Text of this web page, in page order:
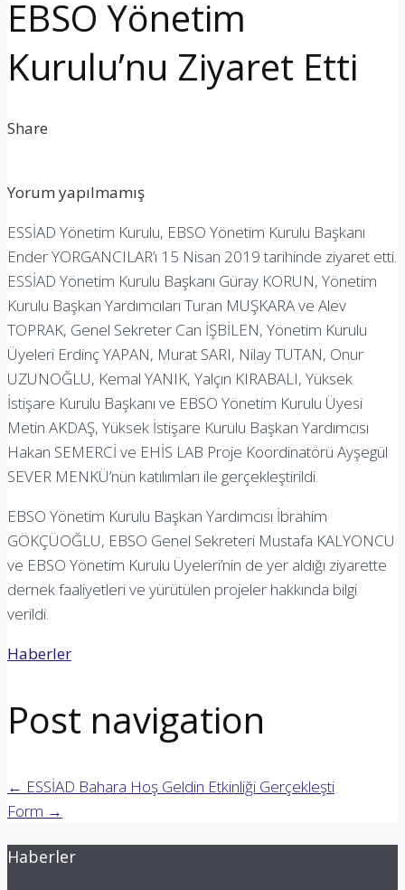
EBSO Yönetim
Kurulu’nu Ziyaret Etti
Share
Yorum yapılmamış
ESSİAD Yönetim Kurulu, EBSO Yönetim Kurulu Başkanı
Ender YORGANCILAR’ı 15 Nisan 2019 tarihinde ziyaret etti.
ESSİAD Yönetim Kurulu Başkanı Güray KORUN, Yönetim
Kurulu Başkan Yardımcıları Turan MUŞKARA ve Alev
TOPRAK, Genel Sekreter Can İŞBİLEN, Yönetim Kurulu
Üyeleri Erdinç YAPAN, Murat SARI, Nilay TUTAN, Onur
UZUNOĞLU, Kemal YANIK, Yalçın KIRABALI, Yüksek
İstişare Kurulu Başkanı ve EBSO Yönetim Kurulu Üyesi
Metin AKDAŞ, Yüksek İstişare Kurulu Başkan Yardımcısı
Hakan SEMERCİ ve EHİS LAB Proje Koordinatörü Ayşegül
SEVER MENKÜ’nün katılımları ile gerçekleştirildi.
EBSO Yönetim Kurulu Başkan Yardımcısı İbrahim
GÖKÇÜOĞLU, EBSO Genel Sekreteri Mustafa KALYONCU
ve EBSO Yönetim Kurulu Üyeleri’nin de yer aldığı ziyarette
dernek faaliyetleri ve yürütülen projeler hakkında bilgi
verildi.
Haberler
Post navigation
← ESSİAD Bahara Hoş Geldin Etkinliği Gerçekleşti
Form →
Haberler